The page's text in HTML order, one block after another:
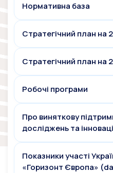
Нормативна база
Стратегічний план на
Стратегічний план на
Робочі програми
Про виняткову
досліджень та
Показники участі
«Горизонт Європа»